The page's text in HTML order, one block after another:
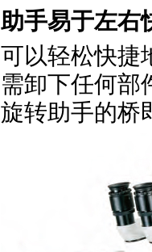
助手易于左右
可以轻松快捷
需卸下任何部
旋转助手的桥